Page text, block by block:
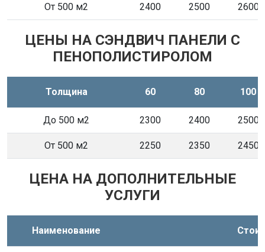
От 500 м2 2400 2500 2600
ЦЕНЫ НА СЭНДВИЧ ПАНЕЛИ С
ПЕНОПОЛИСТИРОЛОМ
Толщина 60 80 100
До 500 м2 2300 2400 2500
От 500 м2 2250 2350 2450
ЦЕНА НА ДОПОЛНИТЕЛЬНЫЕ
УСЛУГИ
Наименование